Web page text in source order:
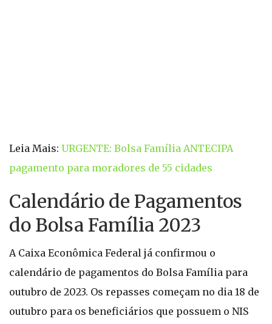
Leia Mais: URGENTE: Bolsa Família ANTECIPA
pagamento para moradores de 55 cidades
Calendário de Pagamentos
do Bolsa Família 2023
A Caixa Econômica Federal já confirmou o
calendário de pagamentos do Bolsa Família para
outubro de 2023. Os repasses começam no dia 18 de
outubro para os beneficiários que possuem o NIS